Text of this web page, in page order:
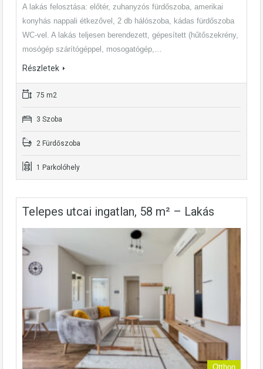
A lakás felosztása: előtér, zuhanyzós fürdőszoba, amerikai
konyhás nappali étkezővel, 2 db hálószoba, kádas fürdőszoba
WC-vel. A lakás teljesen berendezett, gépesített (hűtőszekrény,
mosógép szárítógéppel, mosogatógép,…
Részletek
75 m2
3 Szoba
2 Fürdőszoba
1 Parkolóhely
Telepes utcai ingatlan, 58 m² – Lakás
Otthon